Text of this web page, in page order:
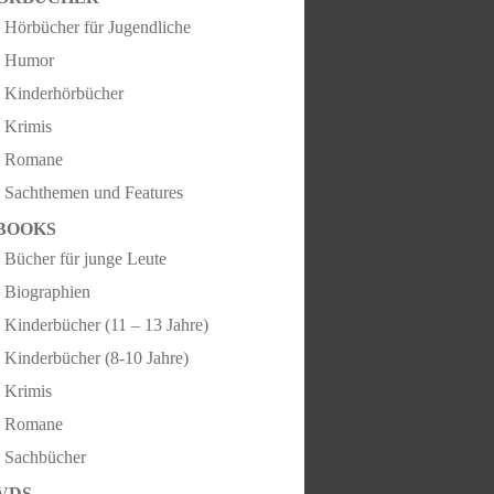
Hörbücher für Jugendliche
Humor
Kinderhörbücher
Krimis
Romane
Sachthemen und Features
Bücher für junge Leute
Biographien
Kinderbücher (11 – 13 Jahre)
Kinderbücher (8-10 Jahre)
Krimis
Romane
Sachbücher